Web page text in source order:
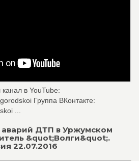
в YouTube:
Группа ВКонтакте:
...
аварий ДТП в Уржумском
&quot;Волги&quot;.
22.07.2016